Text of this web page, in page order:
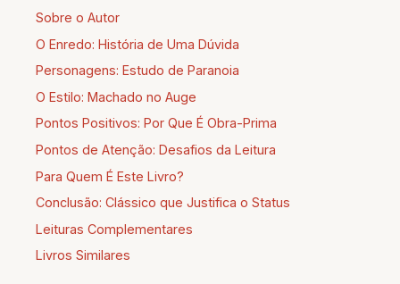
Sobre o Autor
O Enredo: História de Uma Dúvida
Personagens: Estudo de Paranoia
O Estilo: Machado no Auge
Pontos Positivos: Por Que É Obra-Prima
Pontos de Atenção: Desafios da Leitura
Para Quem É Este Livro?
Conclusão: Clássico que Justifica o Status
Leituras Complementares
Livros Similares